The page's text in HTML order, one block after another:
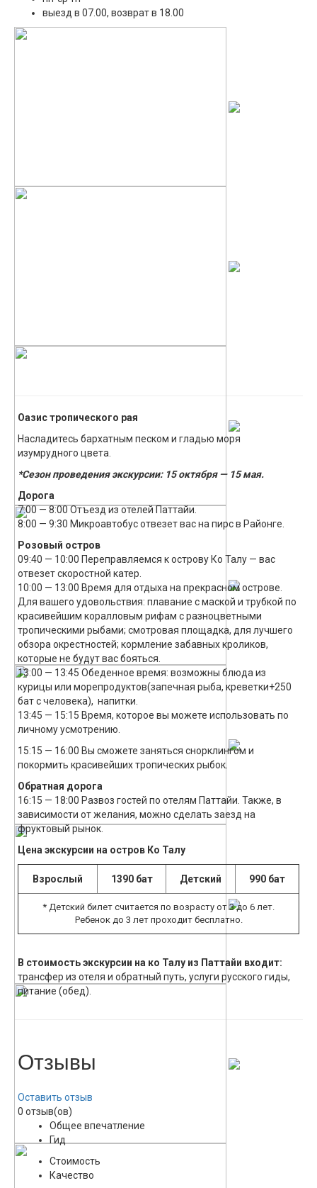
выезд в 07.00, возврат в 18.00
Оазис тропического рая
Насладитесь бархатным песком и гладью моря
изумрудного цвета.
*Сезон проведения экскурсии: 15 октября — 15 мая.
Дорога
7:00 — 8:00 Отъезд из отелей Паттайи.
8:00 — 9:30 Микроавтобус отвезет вас на пирс в Районге.
Розовый остров
09:40 — 10:00 Переправляемся к острову Ко Талу — вас
отвезет скоростной катер.
10:00 — 13:00 Время для отдыха на прекрасном острове.
Для вашего удовольствия: плавание с маской и трубкой по
красивейшим коралловым рифам с разноцветными
тропическими рыбами; смотровая площадка, для лучшего
обзора окрестностей; кормление забавных кроликов,
которые не будут вас бояться.
13:00 — 13:45 Обеденное время: возможны блюда из
курицы или морепродуктов(запечная рыба, креветки+250
бат с человека), напитки.
13:45 — 15:15 Время, которое вы можете использовать по
личному усмотрению.
15:15 — 16:00 Вы сможете заняться снорклингом и
покормить красивейших тропических рыбок.
Обратная дорога
16:15 — 18:00 Развоз гостей по отелям Паттайи. Также, в
зависимости от желания, можно сделать заезд на
фруктовый рынок.
Цена экскурсии на остров Ко Талу
Взрослый 1390 бат Детский 990 бат
* Детский билет считается по возрасту от 3 до 6 лет.
Ребенок до 3 лет проходит бесплатно.
В стоимость экскурсии на ко Талу из Паттайи входит:
трансфер из отеля и обратный путь, услуги русского гиды,
питание (обед).
Отзывы
Оставить отзыв
0 отзыв(ов)
Общее впечатление
Гид
Стоимость
Качество